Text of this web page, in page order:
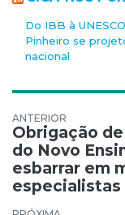
Do IBB à
Pinheiro se
nacional
Obrigação
do Novo
esbarrar em
especialistas